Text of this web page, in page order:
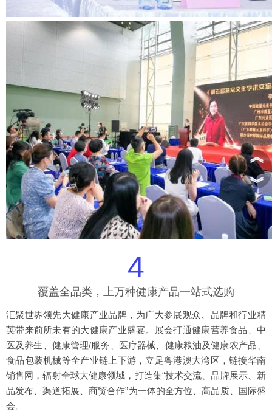
4
覆盖全品类，上万种健康产品一站式选购
汇聚世界领先大健康产业品牌，为广大参展观众、品牌和行业精
英带来前所未有的大健康产业盛宴。展会打通健康营养食品、中
医及养生、健康管理/服务、医疗器械、健康粮油及健康农产品、
食品包装机械等全产业链上下游，立足粤港澳大湾区，链接华南
销售网，辐射全球大健康领域，打造集“技术交流、品牌展示、新
品发布、渠道拓展、商贸合作”为一体的全方位、高品质、国际盛
会。
︽
︾